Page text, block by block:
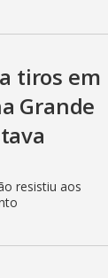
tiros em
Grande
resistiu aos